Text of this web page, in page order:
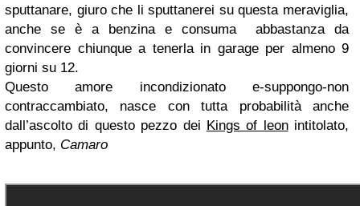
sputtanare, giuro che li sputtanerei su questa meraviglia,
anche se è a benzina e consuma abbastanza da
convincere chiunque a tenerla in garage per almeno 9
giorni su 12.
Questo amore incondizionato e-suppongo-non
contraccambiato, nasce con tutta probabilità anche
dall’ascolto di questo pezzo dei Kings of leonintitolato,
appunto, Camaro